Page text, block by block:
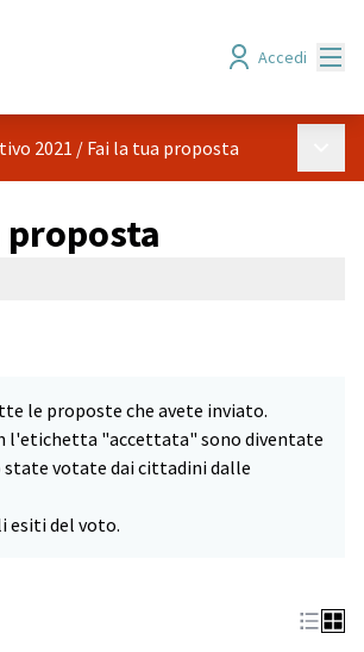
Accedi
2021 / Fai la tua proposta
proposta
le proposte che avete inviato.
l'etichetta "accettata" sono diventate
votate dai cittadini dalle
esiti del voto.